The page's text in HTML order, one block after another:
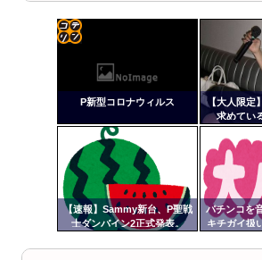
ますｗ」←これどうす...
【閲覧注意】俺が近くにいると機械
【画像】ペプシコーラ社、「こうい
な新商品を発売
Powered by livedoor 相互RSS
P新型コロナウィルス
【大人限定
求めてい
【速報】Sammy新台、P聖戦
士ダンバイン2正式発表。
パチンコを
キチガイ扱
ンク
自動
更新
ツー